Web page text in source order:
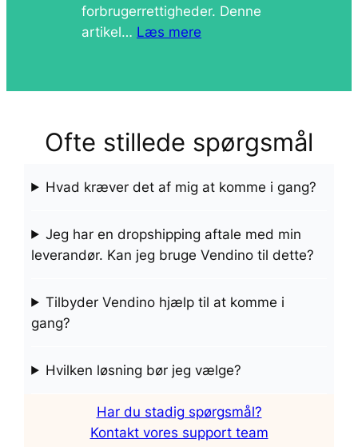
forbrugerrettigheder. Denne
artikel… Læs mere
Ofte stillede spørgsmål
Hvad kræver det af mig at komme i gang?
Jeg har en dropshipping aftale med min
leverandør. Kan jeg bruge Vendino til dette?
Tilbyder Vendino hjælp til at komme i
gang?
Hvilken løsning bør jeg vælge?
Har du stadig spørgsmål?
Kontakt vores support team